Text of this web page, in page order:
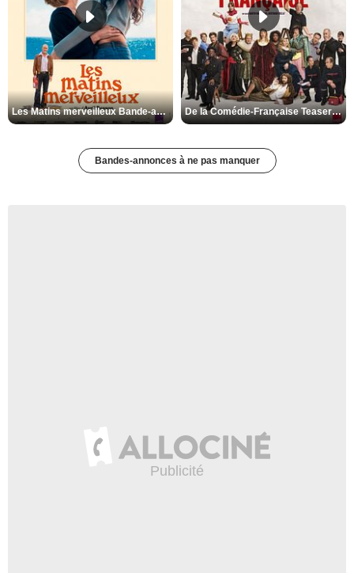
Les Matins merveilleux Bande-annonce VF De la Comédie-Française Teaser VF
Bandes-annonces à ne pas manquer